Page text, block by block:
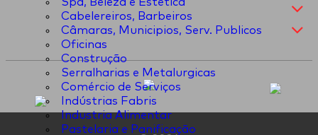
Cabelereiros, Barbeiros
Câmaras, Municipios, Serv. Publicos
Oficinas
Construção
Serralharias e Metalurgicas
Comércio de Serviços
Indústrias Fabris
Industria Alimentar
Pastelaria e Panificação